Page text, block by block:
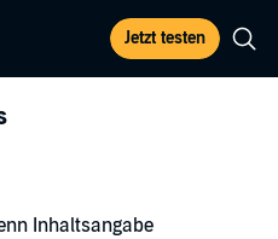
Jetzt testen
Inhaltsangabe